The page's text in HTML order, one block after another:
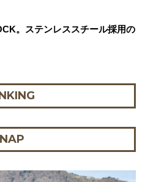
。ステンレススチール採用の